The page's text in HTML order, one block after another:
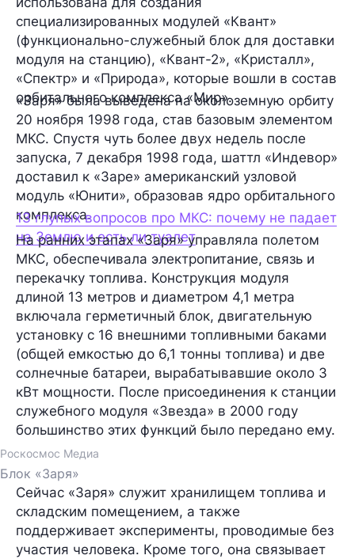
специализированных модулей «Квант»
(функционально-служебный блок для доставки
модуля на станцию), «Квант-2», «Кристалл»,
«Спектр» и «Природа», которые вошли в состав
орбитального комплекса «Мир».
«Заря» была выведена на околоземную орбиту
20 ноября 1998 года, став базовым элементом
МКС. Спустя чуть более двух недель после
запуска, 7 декабря 1998 года, шаттл «Индевор»
доставил к «Заре» американский узловой
модуль «Юнити», образовав ядро орбитального
комплекса.
13 глупых вопросов про МКС: почему не падает
на Землю и есть ли туалет
На ранних этапах «Заря» управляла полетом
МКС, обеспечивала электропитание, связь и
перекачку топлива. Конструкция модуля
длиной 13 метров и диаметром 4,1 метра
включала герметичный блок, двигательную
установку с 16 внешними топливными баками
(общей емкостью до 6,1 тонны топлива) и две
солнечные батареи, вырабатывавшие около 3
кВт мощности. После присоединения к станции
служебного модуля «Звезда» в 2000 году
большинство этих функций было передано ему.
Роскосмос Медиа
Блок «Заря»
Сейчас «Заря» служит хранилищем топлива и
складским помещением, а также
поддерживает эксперименты, проводимые без
участия человека. Кроме того, она связывает